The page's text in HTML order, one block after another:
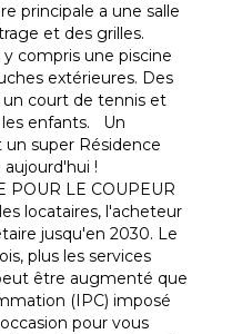
principale a une salle
et des grilles.
compris une piscine
extérieures. Des
court de tennis et
les enfants. Un
super Résidence
!
POUR LE COUPEUR
locataires, l'acheteur
jusqu'en 2030. Le
plus les services
être augmenté que
(IPC) imposé
pour vous